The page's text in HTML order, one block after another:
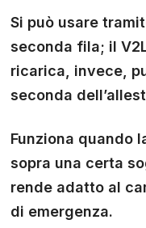
Si può usare
seconda fila; il
ricarica, invece,
seconda
Funziona quando
sopra una certa
rende adatto al
di emergenza.